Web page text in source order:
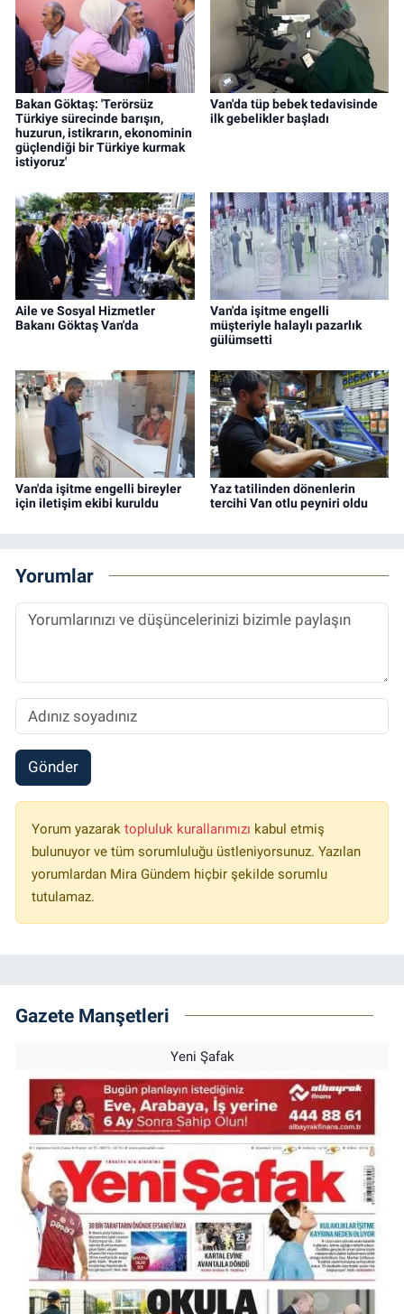
Bakan Göktaş: 'Terörsüz
Türkiye sürecinde barışın,
huzurun, istikrarın, ekonominin
güçlendiği bir Türkiye kurmak
istiyoruz'
Van'da tüp bebek tedavisinde
ilk gebelikler başladı
Aile ve Sosyal Hizmetler
Bakanı Göktaş Van'da
Van'da işitme engelli
müşteriyle halaylı pazarlık
gülümsetti
Van'da işitme engelli bireyler
için iletişim ekibi kuruldu
Yaz tatilinden dönenlerin
tercihi Van otlu peyniri oldu
Yorumlar
Gönder
Yorum yazarak topluluk kurallarımızı kabul etmiş
bulunuyor ve tüm sorumluluğu üstleniyorsunuz. Yazılan
yorumlardan Mira Gündem hiçbir şekilde sorumlu
tutulamaz.
Gazete Manşetleri
Yeni Şafak